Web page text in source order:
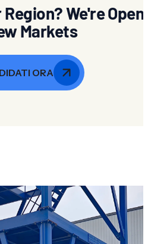
We're Open
Markets
ORA